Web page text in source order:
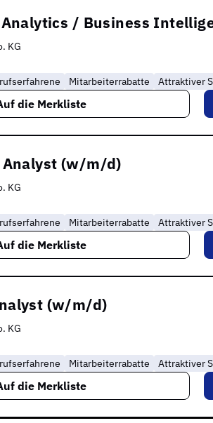
/ Business
KG
Mitarbeiterrabatte Attraktiver
die Merkliste
(w/m/d)
KG
Mitarbeiterrabatte Attraktiver
die Merkliste
(w/m/d)
KG
Mitarbeiterrabatte Attraktiver
die Merkliste